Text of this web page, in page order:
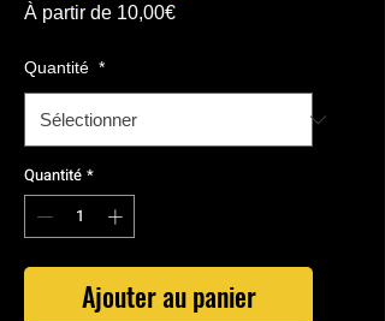
À partir de 10,00€Prix
Quantité *
Quantité *
Ajouter au panier